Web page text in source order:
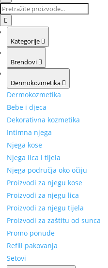
Kategorije
Brendovi
Dermokozmetika
Dermokozmetika
Bebe i djeca
Dekorativna kozmetika
Intimna njega
Njega kose
Njega lica i tijela
Njega područja oko očiju
Proizvodi za njegu kose
Proizvodi za njegu lica
Proizvodi za njegu tijela
Proizvodi za zaštitu od sunca
Promo ponude
Refill pakovanja
Setovi